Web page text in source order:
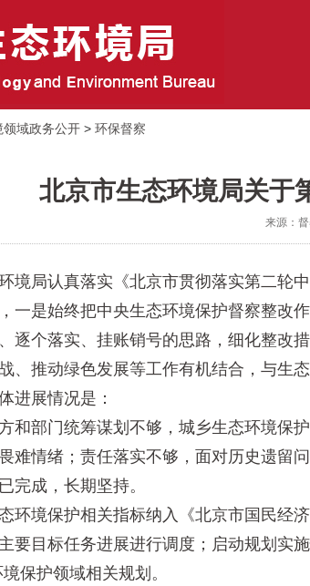
领域政务公开 > 环保督察
北京市生态环境局关于
来源：
局认真落实《北京市贯彻落实第二轮中
一是始终把中央生态环境保护督察整改
逐个落实、挂账销号的思路，细化整改
、推动绿色发展等工作有机结合，与生
进展情况是：
部门统筹谋划不够，城乡生态环境保护
难情绪；责任落实不够，面对历史遗留
成，长期坚持。
境保护相关指标纳入《北京市国民经济
要目标任务进展进行调度；启动规划实
保护领域相关规划。